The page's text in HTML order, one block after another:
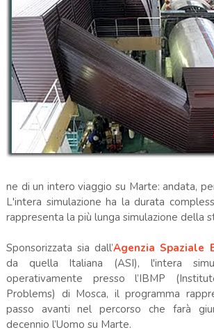
ne di un intero viaggio su Marte: andata,
L'intera simulazione ha la durata
rappresenta la più lunga simulazione della
Sponsorizzata sia dall’Agenzia Spaziale
da quella Italiana (ASI), l'intera
operativamente presso l’IBMP
Problems) di Mosca, il programma
passo avanti nel percorso che farà
decennio l’Uomo su Marte.